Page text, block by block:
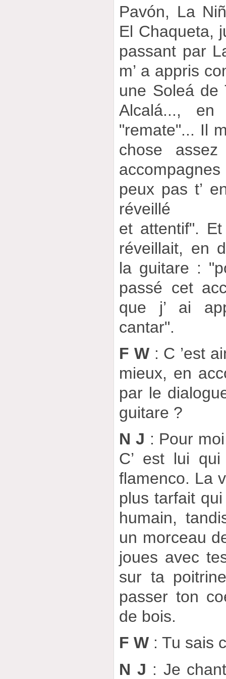
Pavón, La
El Chaqueta,
passant par
m’ a appris
une Soleá de
Alcalá..., en
"remate"... Il
chose
peux pas t’
réveillé
et attentif".
réveillait, en
la guitare :
passé cet
que j’ ai
cantar".
F W : C ’est
mieux, en
par le
guitare ?
N J : Pour
C’ est lui
flamenco. La
plus tarfait
humain,
un morceau
joues avec
sur ta
passer ton
de bois.
F W : Tu sais
N J : Je